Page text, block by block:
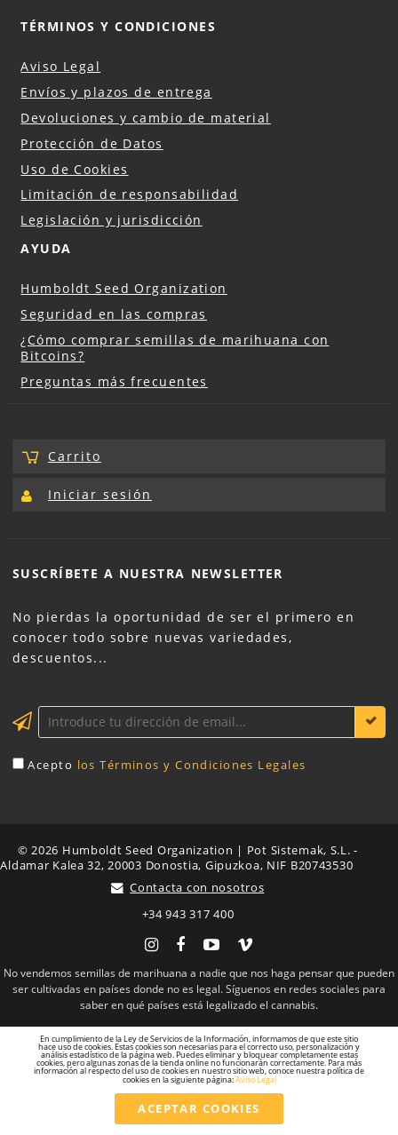
88,00 €
TÉRMINOS Y CONDICIONES
Aviso Legal
Envíos y plazos de entrega
Devoluciones y cambio de material
Protección de Datos
Uso de Cookies
Limitación de responsabilidad
Legislación y jurisdicción
AYUDA
Humboldt Seed Organization
Seguridad en las compras
¿Cómo comprar semillas de marihuana con
Bitcoins?
Preguntas más frecuentes
Carrito
Iniciar sesión
SUSCRÍBETE A NUESTRA NEWSLETTER
No pierdas la oportunidad de ser el primero en
conocer todo sobre nuevas variedades,
descuentos...
Acepto los Términos y Condiciones Legales
© 2026 Humboldt Seed Organization | Pot Sistemak, S.L. -
Aldamar Kalea 32, 20003 Donostia, Gipuzkoa, NIF B20743530
Contacta con nosotros
+34 943 317 400
Instagram
Facebook
YouTube
No vendemos semillas de marihuana a nadie que nos haga pensar que pueden
ser cultivadas en países donde no es legal. Síguenos en redes sociales para
saber en qué países está legalizado el cannabis.
En cumplimiento de la Ley de Servicios de la Información, informamos de que este sitio
hace uso de cookies. Estas cookies son necesarias para el correcto uso, personalización y
análisis estadístico de la página web. Puedes eliminar y bloquear completamente estas
cookies, pero algunas zonas de la tienda online no funcionarán correctamente. Para más
información al respecto del uso de cookies en nuestro sitio web, conoce nuestra política de
cookies en la siguiente página:Aviso Legal
ACEPTAR COOKIES